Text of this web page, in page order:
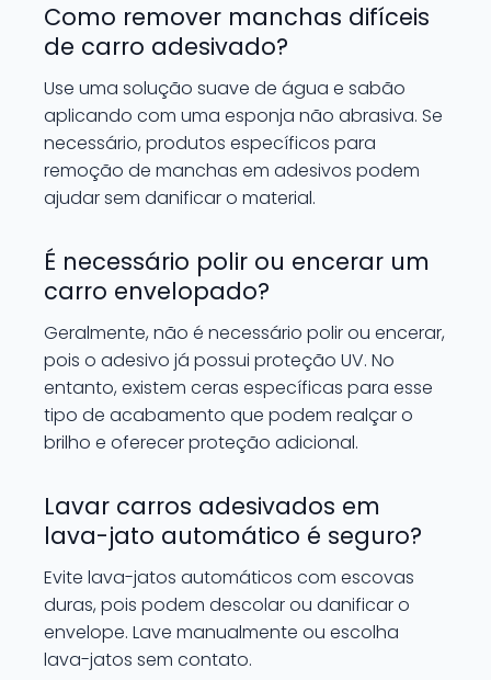
Como remover manchas difíceis
de carro adesivado?
Use uma solução suave de água e sabão
aplicando com uma esponja não abrasiva. Se
necessário, produtos específicos para
remoção de manchas em adesivos podem
ajudar sem danificar o material.
É necessário polir ou encerar um
carro envelopado?
Geralmente, não é necessário polir ou encerar,
pois o adesivo já possui proteção UV. No
entanto, existem ceras específicas para esse
tipo de acabamento que podem realçar o
brilho e oferecer proteção adicional.
Lavar carros adesivados em
lava-jato automático é seguro?
Evite lava-jatos automáticos com escovas
duras, pois podem descolar ou danificar o
envelope. Lave manualmente ou escolha
lava-jatos sem contato.